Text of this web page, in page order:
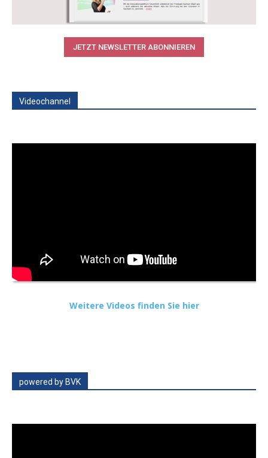
JETZT NEWSLETTER ABONNIEREN
Videochannel
Weitere Videos finden Sie hier
powered by BVK